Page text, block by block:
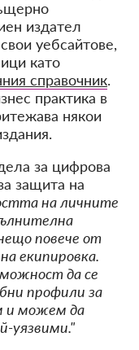
издател
уебсайтове,
като
справочник.
практика в
някои
за цифрова
защита на
на личните
повече от
екипировка.
да се
профили за
и можем да
уязвими."